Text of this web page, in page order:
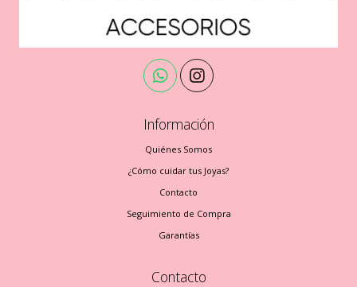
Información
Quiénes Somos
¿Cómo cuidar tus Joyas?
Contacto
Seguimiento de Compra
Garantías
Contacto